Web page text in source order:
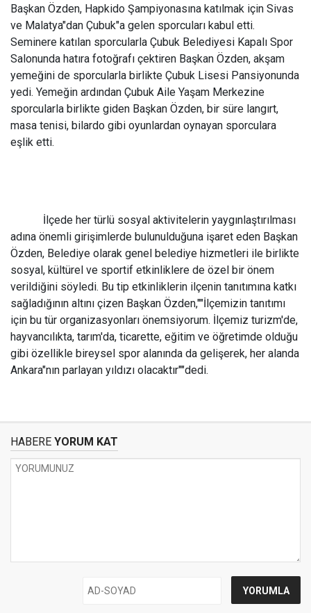
Başkan Özden, Hapkido Şampiyonasına katılmak için Sivas
ve Malatya"dan Çubuk"a gelen sporcuları kabul etti.
Seminere katılan sporcularla Çubuk Belediyesi Kapalı Spor
Salonunda hatıra fotoğrafı çektiren Başkan Özden, akşam
yemeğini de sporcularla birlikte Çubuk Lisesi Pansiyonunda
yedi. Yemeğin ardından Çubuk Aile Yaşam Merkezine
sporcularla birlikte giden Başkan Özden, bir süre langırt,
masa tenisi, bilardo gibi oyunlardan oynayan sporculara
eşlik etti.
İlçede her türlü sosyal aktivitelerin yaygınlaştırılması
adına önemli girişimlerde bulunulduğuna işaret eden Başkan
Özden, Belediye olarak genel belediye hizmetleri ile birlikte
sosyal, kültürel ve sportif etkinliklere de özel bir önem
verildiğini söyledi. Bu tip etkinliklerin ilçenin tanıtımına katkı
sağladığının altını çizen Başkan Özden,""İlçemizin tanıtımı
için bu tür organizasyonları önemsiyorum. İlçemiz turizm'de,
hayvancılıkta, tarım'da, ticarette, eğitim ve öğretimde olduğu
gibi özellikle bireysel spor alanında da gelişerek, her alanda
Ankara"nın parlayan yıldızı olacaktır""dedi.
HABERE YORUM KAT